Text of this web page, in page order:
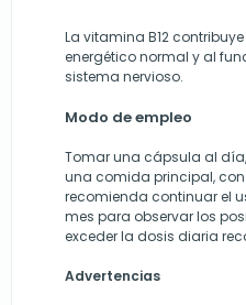
La vitamina B12
energético normal y al
sistema nervioso.
Modo de empleo
Tomar una cápsula al
una comida principal,
recomienda continuar el
mes para observar los
exceder la dosis diaria
Advertencias